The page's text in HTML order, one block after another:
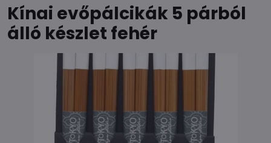
Kínai evőpálcikák 5 párból
álló készlet fehér